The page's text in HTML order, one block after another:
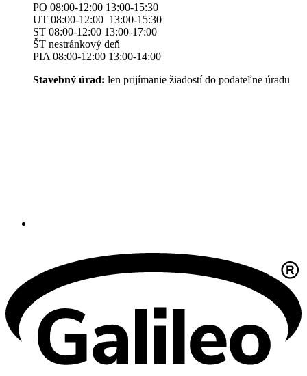
PO 08:00-12:00 13:00-15:30
UT 08:00-12:00 13:00-15:30
ST 08:00-12:00 13:00-17:00
ŠT nestránkový deň
PIA 08:00-12:00 13:00-14:00
Stavebný úrad: len prijímanie žiadostí do podateľne úradu